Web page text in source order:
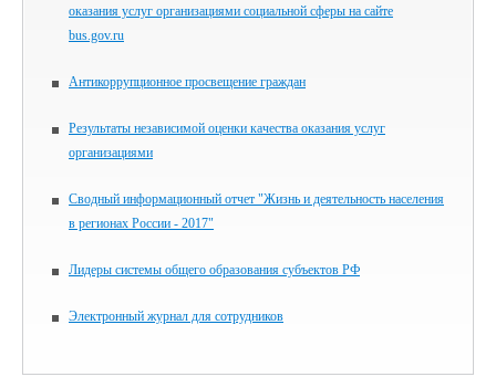
оказания услуг организациями социальной сферы на сайте
bus.gov.ru
Антикоррупционное просвещение граждан
Результаты независимой оценки качества оказания услуг
организациями
Сводный информационный отчет "Жизнь и деятельность населения
в регионах России - 2017"
Лидеры системы общего образования субъектов РФ
Электронный журнал для сотрудников